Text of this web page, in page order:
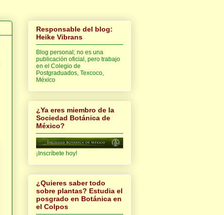
Responsable del blog:
Heike Vibrans
Blog personal; no es una
publicación oficial, pero trabajo
en el Colegio de
Postgraduados, Texcoco,
México
¿Ya eres miembro de la
Sociedad Botánica de
México?
¡Inscríbete hoy!
¿Quieres saber todo
sobre plantas? Estudia el
posgrado en Botánica en
el Colpos